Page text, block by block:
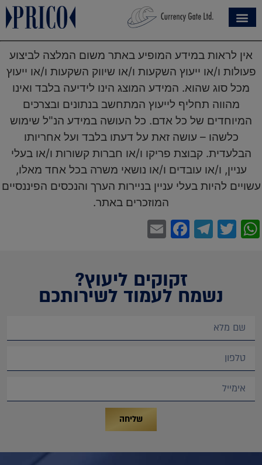
אין לראות במידע המופיע באתר משום המלצה לביצוע
פעולות ו/או ייעוץ השקעות ו/או שיווק השקעות ו/או ייעוץ
מכל סוג שהוא. המידע המוצג הינו לידיעה בלבד ואינו
מהווה תחליף לייעוץ המתחשב בנתונים ובצרכים
המיוחדים של כל אדם. כל העושה במידע הנ"ל שימוש
כלשהו – עושה זאת על דעתו בלבד ועל אחריותו
הבלעדית. קבוצת פריקו ו/או חברות קשורות ו/או בעלי
עניין, ו/או עובדים ו/או נושאי משרה בכל אחד מאלו,
עשויים להיות בעלי עניין בניירות הערך והנכסים הפיננסיים
המוזכרים באתר.
WhatsApp
Twitter
Telegram
Facebook
זקוקים ליעוץ?
נשמח לעמוד לשירותכם
שליחה